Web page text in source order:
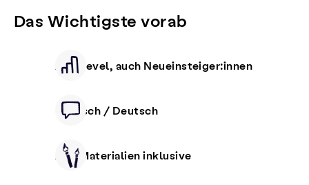
Das Wichtigste vorab
Alle Level, auch Neueinsteiger:innen
Deutsch / Deutsch
Alle Materialien inklusive